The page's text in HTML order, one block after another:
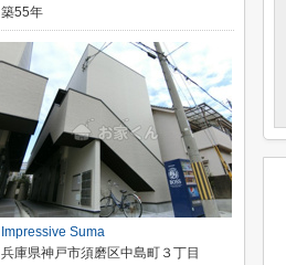
築55年
Impressive Suma
兵庫県神戸市須磨区中島町３丁目